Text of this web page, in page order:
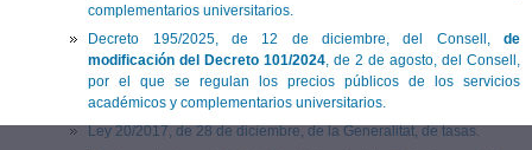
complementarios universitarios.
Decreto 195/2025, de 12 de diciembre, del Consell,de
modificación del Decreto 101/2024, de 2 de agosto, del Consell,
por el que se regulan los precios públicos de los servicios
académicos y complementarios universitarios.
Ley 20/2017, de 28 de diciembre, de la Generalitat, de tasas.